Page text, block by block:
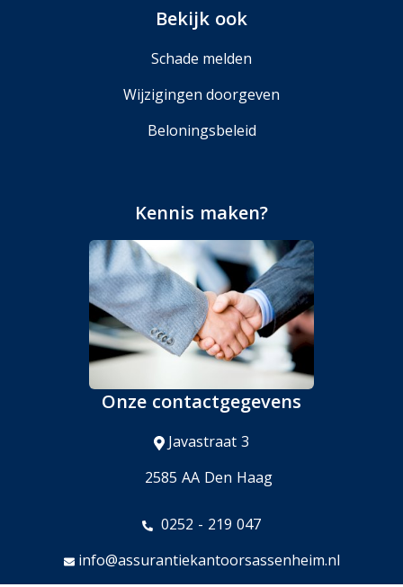
Bekijk ook
Schade melden
Wijzigingen doorgeven
Beloningsbeleid
Kennis maken?
Onze contactgegevens
Javastraat 3
2585 AA Den Haag
0252 - 219 047
info@assurantiekantoorsassenheim.nl